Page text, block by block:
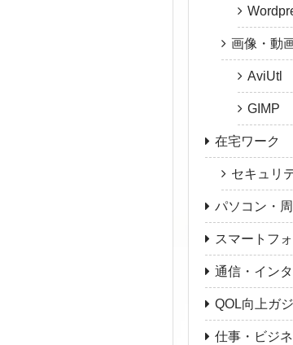
画像・動
AviUtl
GIMP
在宅ワーク
セキュリ
パソコン・
スマートフ
通信・イン
QOL向上ガ
仕事・ビジ